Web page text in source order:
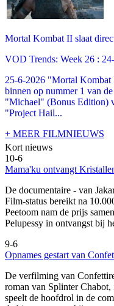
Mortal Kombat II slaat
VOD Trends: Week 26 :
25-6-2026 "Mortal Kombat
binnen op nummer 1 van
"Michael" (Bonus Edition)
"Project Hail...
+ MEER FILMNIEUWS
Kort nieuws
10-6
Mama'ku ontvangt
De documentaire - van
Film-status bereikt na
Peetoom nam de prijs
Pelupessy in ontvangst bij
9-6
Opnames gestart van
De verfilming van
roman van Splinter
speelt de hoofdrol in de